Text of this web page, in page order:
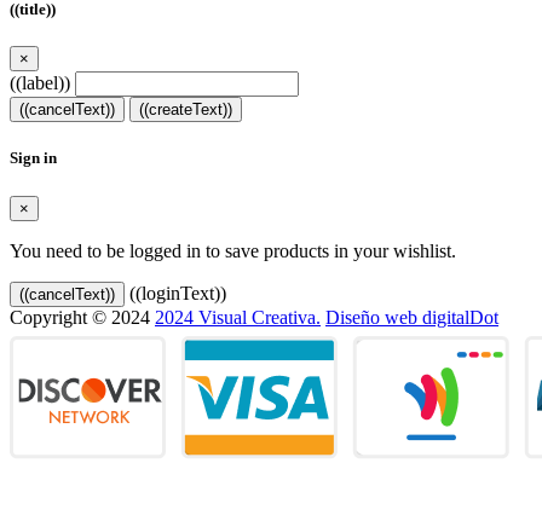
((title))
×
((label))
((cancelText)) ((createText))
Sign in
×
You need to be logged in to save products in your wishlist.
((cancelText))
((loginText))
Copyright © 2024 2024 Visual Creativa. Diseño web digitalDot